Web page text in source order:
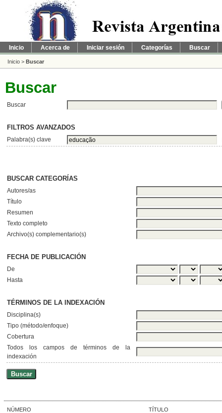
Inicio Acerca de Iniciar sesión Categorías Buscar
Inicio > Buscar
Buscar
Buscar
FILTROS AVANZADOS
Palabra(s) clave
BUSCAR CATEGORÍAS
Autores/as
Título
Resumen
Texto completo
Archivo(s) complementario(s)
FECHA DE PUBLICACIÓN
De
Hasta
TÉRMINOS DE LA INDEXACIÓN
Disciplina(s)
Tipo (método/enfoque)
Cobertura
Todos los campos de términos de la
indexación
NÚMERO TÍTULO